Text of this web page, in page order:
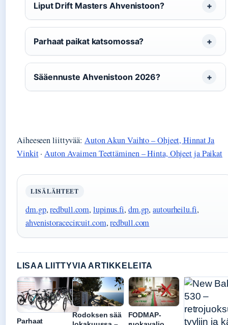
Liput Drift Masters Ahvenistoon?
Parhaat paikat katsomossa?
Sääennuste Ahvenistoon 2026?
Aiheeseen liittyvää: Auton Akun Vaihto – Ohjeet, Hinnat Ja
Vinkit·Auton Avaimen Teettäminen – Hinta, Ohjeet ja Paikat
LISÄLÄHTEET
dm.gp,redbull.com,lupinus.fi, dm.gp,autourheilu.fi,
ahvenistoracecircuit.com,redbull.com
LISAA LIITTYVIA ARTIKKELEITA
Parhaat
Rodoksen sää
FODMAP-